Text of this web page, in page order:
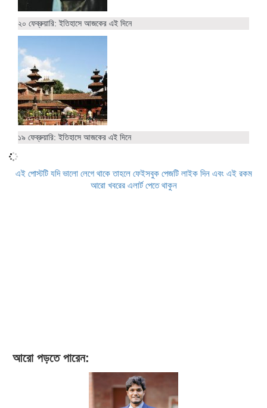
২০ ফেব্রুয়ারি: ইতিহাসে আজকের এই দিনে
১৯ ফেব্রুয়ারি: ইতিহাসে আজকের এই দিনে
এই পোস্টটি যদি ভালো লেগে থাকে তাহলে ফেইসবুক পেজটি লাইক দিন এবং এই রকম
আরো খবরের এলার্ট পেতে থাকুন
আরো পড়তে পারেন: